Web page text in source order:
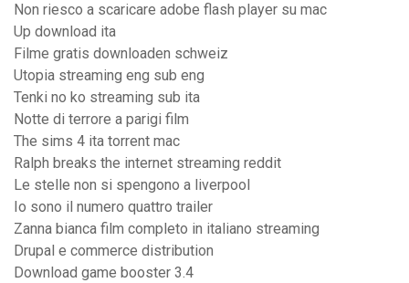
Non riesco a scaricare adobe flash player su mac
Up download ita
Filme gratis downloaden schweiz
Utopia streaming eng sub eng
Tenki no ko streaming sub ita
Notte di terrore a parigi film
The sims 4 ita torrent mac
Ralph breaks the internet streaming reddit
Le stelle non si spengono a liverpool
Io sono il numero quattro trailer
Zanna bianca film completo in italiano streaming
Drupal e commerce distribution
Download game booster 3.4